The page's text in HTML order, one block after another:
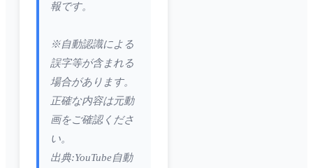
報です。
※自動認識による
誤字等が含まれる
場合があります。
正確な内容は元動
画をご確認くださ
い。
出典:YouTube自動